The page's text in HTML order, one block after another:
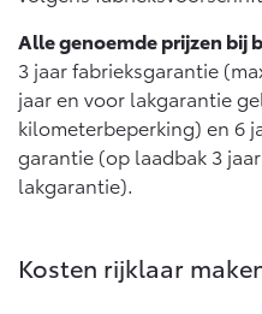
Corolla Cross
HYBRIDE
10 jaar batterijgarantie
Toyota fabrieksgarantie
Onderdelen & Accessoires
Onderdelen
Banden
Verzekeren
Toyota Autoverzekering
Toyota Hybride
Overige diensten
Bedrijfswagens
Bedrijfswagens op maat
Financieren of leasen
Verzekeren
Alle genoemde prijzen bij
3 jaar fabrieksgarantie
jaar en voor lakgarantie
kilometerbeperking) en 6
garantie (op laadbak 3
lakgarantie).
Kosten rijklaar